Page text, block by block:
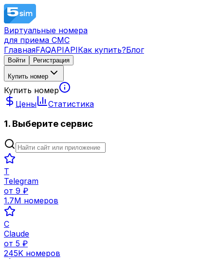
Виртуальные номера
для приема СМС
ГлавнаяFAQAPIAPIКак купить?Блог
Войти Регистрация
Купить номер
Купить номер
Цены
Статистика
1. Выберите сервис
T
Telegram
от 9 ₽
1.7M номеров
C
Claude
от 5 ₽
245K номеров